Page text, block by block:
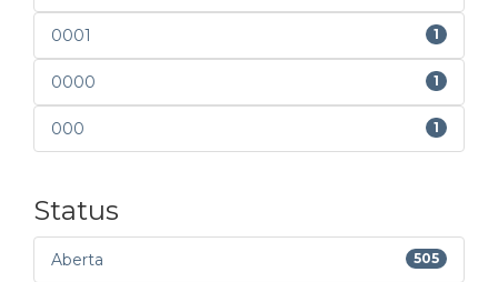
0001 1
0000 1
000 1
Status
Aberta 505